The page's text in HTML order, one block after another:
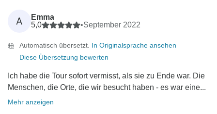
A
Emma
5,0
•September 2022
Automatisch übersetzt. In Originalsprache ansehen
Diese Übersetzung bewerten
Ich habe die Tour sofort vermisst, als sie zu Ende war. Die
Menschen, die Orte, die wir besucht haben - es war eine...
Mehr anzeigen